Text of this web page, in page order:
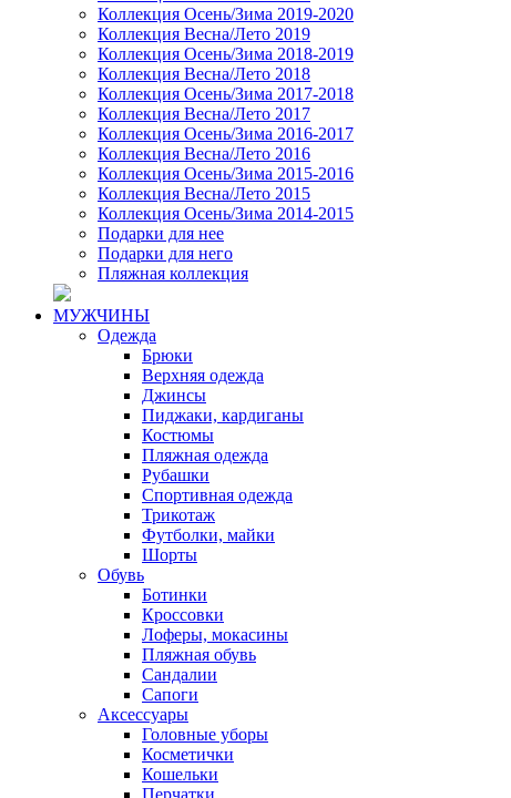
Коллекция Осень/Зима 2019-2020
Коллекция Весна/Лето 2019
Коллекция Осень/Зима 2018-2019
Коллекция Весна/Лето 2018
Коллекция Осень/Зима 2017-2018
Коллекция Весна/Лето 2017
Коллекция Осень/Зима 2016-2017
Коллекция Весна/Лето 2016
Коллекция Осень/Зима 2015-2016
Коллекция Весна/Лето 2015
Коллекция Осень/Зима 2014-2015
Подарки для нее
Подарки для него
Пляжная коллекция
МУЖЧИНЫ
Одежда
Брюки
Верхняя одежда
Джинсы
Пиджаки, кардиганы
Костюмы
Пляжная одежда
Рубашки
Спортивная одежда
Трикотаж
Футболки, майки
Шорты
Обувь
Ботинки
Кроссовки
Лоферы, мокасины
Пляжная обувь
Сандалии
Сапоги
Аксессуары
Головные уборы
Косметички
Кошельки
Перчатки